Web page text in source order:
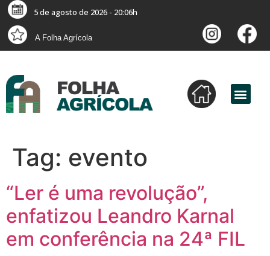
5 de agosto de 2026 - 20:06h
A Folha Agrícola
Tag: evento
“Ler é uma revolução”,
enfatizou Leandro Karnal
em conferência na 24ª FIL